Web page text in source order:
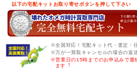
以下の宅配キットお取り寄せボタンを押して下さい
※全国対応！宅配キット代・査定・
※万が一買取キャンセルの場合の返
※営業日の15時までのお申込みで最
ます︕